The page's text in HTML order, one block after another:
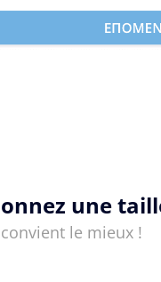
une
le mieux !